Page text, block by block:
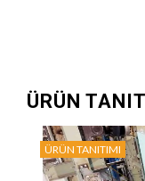
ÜRÜN
ÜRÜN TANITIMI